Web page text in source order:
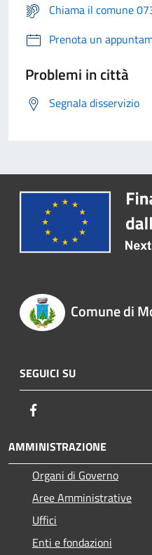
Chiama il comune
Prenota un
Problemi in città
Segnala disservizio
Comune di
SEGUICI SU
AMMINISTRAZIONE
Organi di Governo
Aree Amministrative
Uffici
Enti e fondazioni